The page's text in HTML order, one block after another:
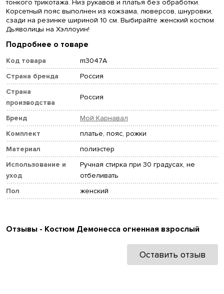
тонкого трикотажа. Низ рукавов и платья без обработки.
Корсетный пояс выполнен из кожзама, люверсов, шнуровки,
сзади на резинке шириной 10 см. Выбирайте женский костюм
Дьяволицы на Хэллоуин!
Подробнее о товаре
Код товара
m3047A
Страна бренда
Россия
Страна
производства
Россия
Бренд
Мой Карнавал
Комплект
платье, пояс, рожки
Материал
полиэстер
Использование и
уход
Ручная стирка при 30 градусах, не
отбеливать
Пол
женский
Отзывы - Костюм Демонесса огненная взрослый
Оставить отзыв